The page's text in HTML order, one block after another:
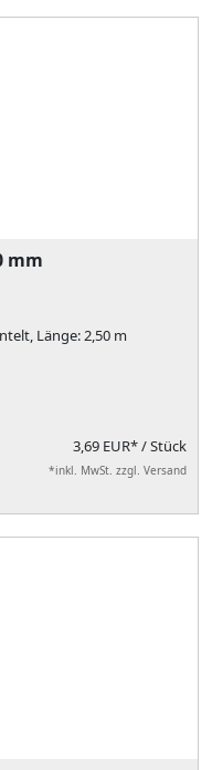
mm
Länge: 2,50 m
3,69 EUR*/ Stück
*inkl. MwSt. zzgl. Versand